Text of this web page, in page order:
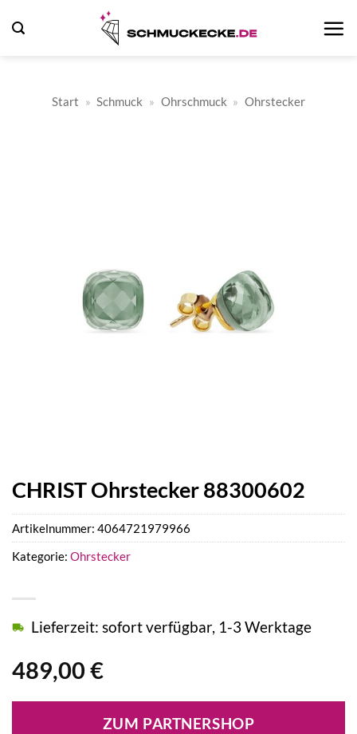
Inhalt
Start » Schmuck » Ohrschmuck » Ohrstecker
CHRIST Ohrstecker 88300602
489,00 €
Lieferzeit: sofort verfügbar, 1-3 Werktage
ZUM PARTNERSHOP
Artikelnummer: 4064721979966
Kategorie: Ohrstecker